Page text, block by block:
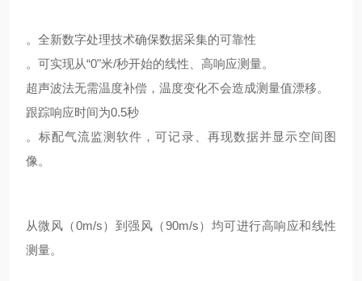
。全新数字处理技术确保数据采集的可靠性
。可实现从“0"米/秒开始的线性、高响应测量。
超声波法无需温度补偿，温度变化不会造成测量值漂移。
跟踪响应时间为0.5秒
。标配气流监测软件，可记录、再现数据并显示空间图
像。
从微风（0m/s）到强风（90m/s）均可进行高响应和线性
测量。